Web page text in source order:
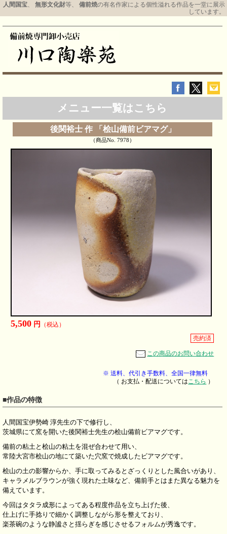
人間国宝、 無形文化財等、 備前焼の有名作家による個性溢れる作品を一堂に展示
しています。
メニュー一覧はこちら
後関裕士 作 「桧山備前ビアマグ」
（商品No. 7978）
5,500 円
（税込）
売約済
この商品のお問い合わせ
※ 送料、代引き手数料、全国一律無料
（ お支払・配送については こちら ）
■作品の特徴
人間国宝伊勢崎 淳先生の下で修行し、
茨城県にて窯を開いた後関裕士先生の桧山備前ビアマグです。
備前の粘土と桧山の粘土を混ぜ合わせて用い、
常陸大宮市桧山の地にて築いた穴窯で焼成したビアマグです。
桧山の土の影響からか、手に取ってみるとざっくりとした風合いがあり、
キャラメルブラウンが強く現れた土味など、備前手とはまた異なる魅力を
備えています。
今回はタタラ成形によってある程度作品を立ち上げた後、
仕上げに手捻りで細かく調整しながら形を整えており、
楽茶碗のような静謐さと揺らぎを感じさせるフォルムが秀逸です。